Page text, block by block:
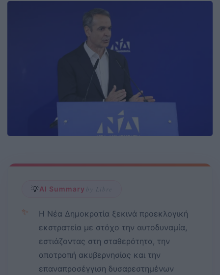
💡AI Summary by Libre
✨
Η Νέα Δημοκρατία ξεκινά προεκλογική
εκστρατεία με στόχο την αυτοδυναμία,
εστιάζοντας στη σταθερότητα, την
αποτροπή ακυβερνησίας και την
επαναπροσέγγιση δυσαρεστημένων